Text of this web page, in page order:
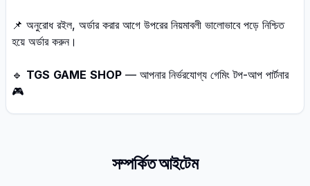
📌 অনুরোধ রইল, অর্ডার করার আগে উপরের নিয়মাবলী ভালোভাবে পড়ে নিশ্চিত
হয়ে অর্ডার করুন।
🔹 TGS GAME SHOP — আপনার নির্ভরযোগ্য গেমিং টপ-আপ পার্টনার
🎮
সম্পর্কিত আইটেম